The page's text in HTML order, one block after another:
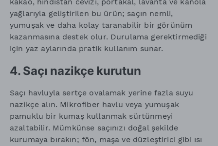
yağlarıyla geliştirilen bu ürün; saçın nemli,
yumuşak ve daha kolay taranabilir bir görünüm
kazanmasına destek olur. Durulama gerektirmediği
için yaz aylarında pratik kullanım sunar.
4. Saçı nazikçe kurutun
Saçı havluyla sertçe ovalamak yerine fazla suyu
nazikçe alın. Mikrofiber havlu veya yumuşak
pamuklu bir kumaş kullanmak sürtünmeyi
azaltabilir. Mümkünse saçınızı doğal şekilde
kurumaya bırakın; fön, maşa ve düzleştirici gibi ısı